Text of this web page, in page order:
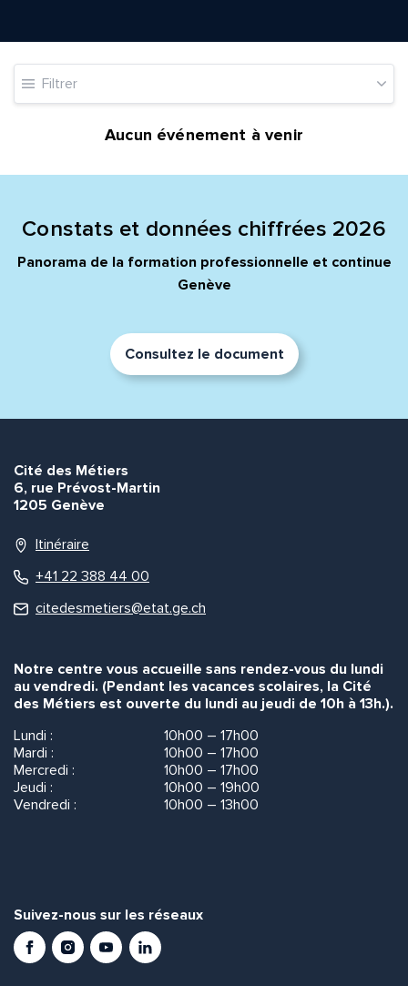
Filtrer
Aucun événement à venir
Constats et données chiffrées 2026
Panorama de la formation professionnelle et continue
Genève
Consultez le document
Cité des Métiers
6, rue Prévost-Martin
1205 Genève
Itinéraire
+41 22 388 44 00
citedesmetiers@etat.ge.ch
Notre centre vous accueille sans rendez-vous du lundi
au vendredi. (Pendant les vacances scolaires, la Cité
des Métiers est ouverte du lundi au jeudi de 10h à 13h.).
Lundi :
10h00 – 17h00
Mardi :
10h00 – 17h00
Mercredi :
10h00 – 17h00
Jeudi :
10h00 – 19h00
Vendredi :
10h00 – 13h00
Suivez-nous sur les réseaux
FacebookInstagramYoutubeLinkedIn
Adresse e-mail*
Envoyer
Quelle est la pertinence de cette page?
Commentaire*
Envoyer